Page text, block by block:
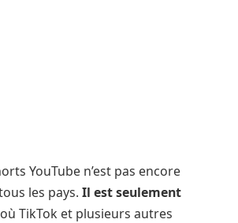
YouTube n’est pas encore
les pays. Il est seulement
où TikTok et plusieurs autres